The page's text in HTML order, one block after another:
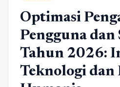
Optimasi
Pengguna dan
Tahun 2026:
Teknologi dan